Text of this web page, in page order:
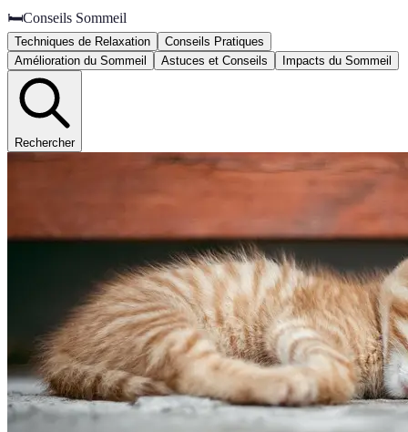
🛏️Conseils Sommeil
Techniques de Relaxation
Conseils Pratiques
Amélioration du Sommeil
Astuces et Conseils Impacts du Sommeil
Rechercher